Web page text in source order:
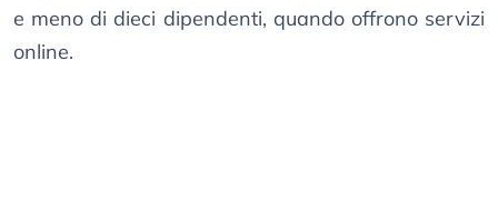
e meno di dieci dipendenti, quando offrono servizi
online.